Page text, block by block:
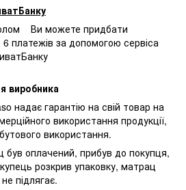
Ви можете придбати
платежів за допомогою сервіса
виробника
надає гарантію на свій товар на
використання продукції,
використання.
оплачений, прибув до покупця,
розкрив упаковку, матрац
підлягає.